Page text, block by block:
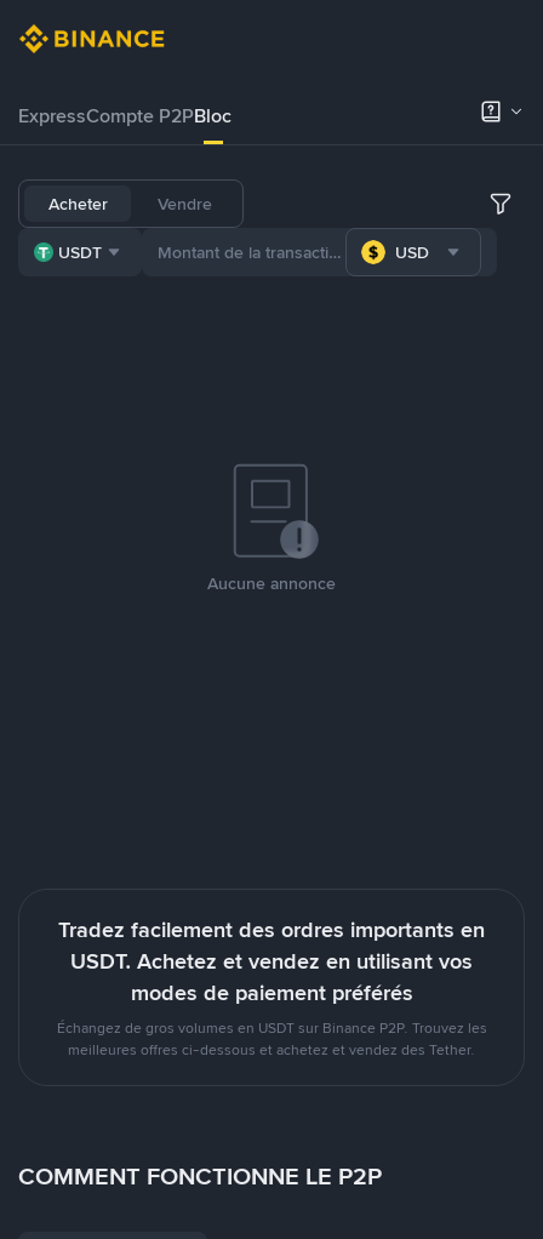
ExpressCompte P2PBloc
Acheter Vendre
USDT USD
Aucune annonce
Tradez facilement des ordres importants en
USDT. Achetez et vendez en utilisant vos
modes de paiement préférés
Échangez de gros volumes en USDT sur Binance P2P. Trouvez les
meilleures offres ci-dessous et achetez et vendez des Tether.
COMMENT FONCTIONNE LE P2P